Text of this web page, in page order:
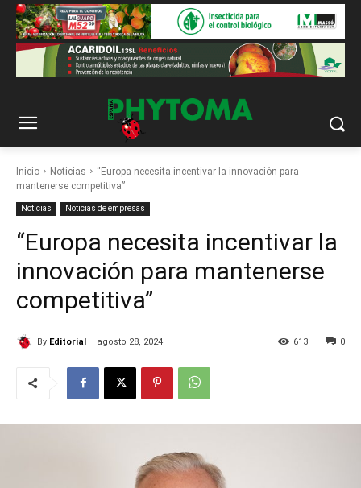
Inicio Noticias
“Europa necesita incentivar la innovación para
mantenerse competitiva”
Noticias Noticias de empresas
“Europa necesita incentivar la
innovación para mantenerse
competitiva”
By Editorial agosto 28, 2024 0
613